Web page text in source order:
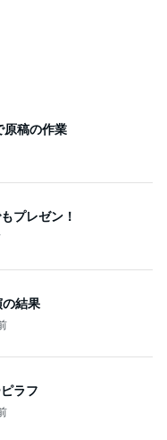
原稿の作業
プレゼン！
結果
ラフ